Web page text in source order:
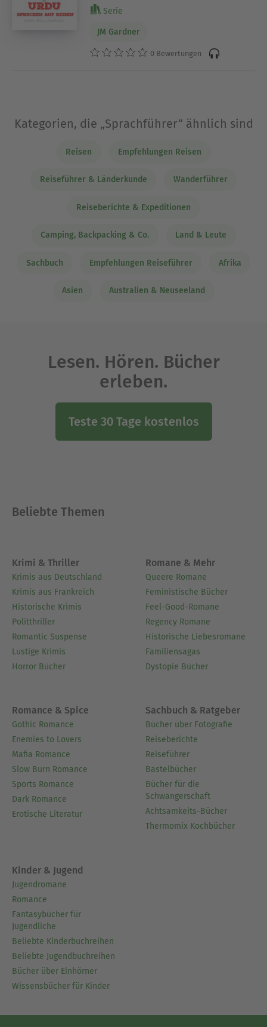
Serie
JM Gardner
0 Bewertungen
Kategorien, die „Sprachführer“ ähnlich sind
Reisen Empfehlungen Reisen
Reiseführer & Länderkunde Wanderführer
Reiseberichte & Expeditionen
Camping, Backpacking & Co. Land & Leute
Sachbuch Empfehlungen Reiseführer Afrika
Asien Australien & Neuseeland
Lesen. Hören. Bücher
erleben.
Teste 30 Tage kostenlos
Beliebte Themen
Krimi & Thriller
Krimis aus Deutschland
Krimis aus Frankreich
Historische Krimis
Politthriller
Romantic Suspense
Lustige Krimis
Horror Bücher
Romane & Mehr
Queere Romane
Feministische Bücher
Feel-Good-Romane
Regency Romane
Historische Liebesromane
Familiensagas
Dystopie Bücher
Romance & Spice
Gothic Romance
Enemies to Lovers
Mafia Romance
Slow Burn Romance
Sports Romance
Dark Romance
Erotische Literatur
Sachbuch & Ratgeber
Bücher über Fotografie
Reiseberichte
Reiseführer
Bastelbücher
Bücher für die
Schwangerschaft
Achtsamkeits-Bücher
Thermomix Kochbücher
Kinder & Jugend
Jugendromane
Romance
Fantasybücher für
Jugendliche
Beliebte Kinderbuchreihen
Beliebte Jugendbuchreihen
Bücher über Einhörner
Wissensbücher für Kinder